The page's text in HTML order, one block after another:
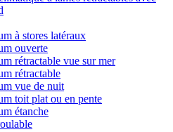
à stores latéraux
ouverte
rétractable vue sur mer
rétractable
vue de nuit
toit plat ou en pente
étanche